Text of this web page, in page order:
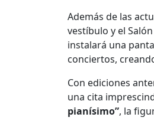
Además de las
vestíbulo y el
instalará una
conciertos,
Con ediciones
una cita
pianísimo”, la